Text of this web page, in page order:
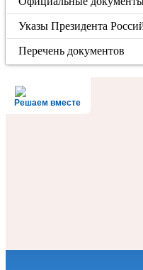
Указы Президента
Перечень документов
Решаем вместе